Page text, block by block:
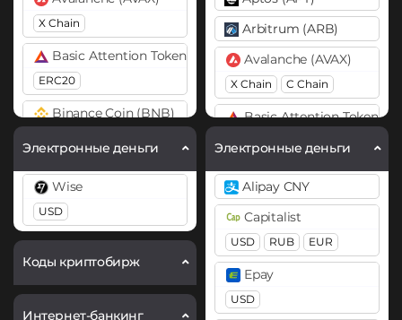
X Chain
Basic Attention Token (BAT)
ERC20
Binance Coin (BNB)
Bitcoin (BTC)
BTC BEP20
Bitcoin Cash (BCH)
BitTorrent (BTT)
Cardano (ADA)
Электронные деньги
Wise
USD
Коды криптобирж
Интернет-банкинг
Arbitrum (ARB)
Avalanche (AVAX)
X Chain C Chain
Basic Attention Token
Binance Coin (BNB)
BEP20 BEP2
Bitcoin (BTC)
BTC BEP20
Lightning
OP
ARB
Bitcoin Cash (BCH)
Электронные деньги
Alipay CNY
Capitalist
USD RUB EUR
Epay
USD